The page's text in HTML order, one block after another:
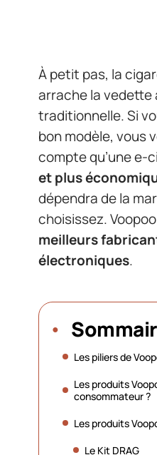
À petit pas, la
arrache la vedette
traditionnelle. Si
bon modèle, vous
compte qu’une e-
et plus
dépendra de la
choisissez.
meilleurs
électroniques.
Les piliers de
Les produits
consommateur ?
Les produits
Le Kit DRAG